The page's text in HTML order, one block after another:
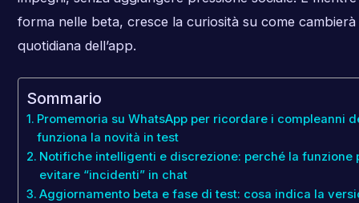
forma nelle beta, cresce la curiosità su come cambierà
quotidiana dell’app.
Sommario
Promemoria su WhatsApp per ricordare i compleanni
funziona la novità in test
Notifiche intelligenti e discrezione: perché la funzione
evitare “incidenti” in chat
Aggiornamento beta e fase di test: cosa indica la